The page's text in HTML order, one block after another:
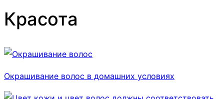
Красота
Окрашивание волос в домашних условиях